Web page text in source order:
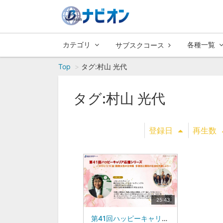
カテゴリ サブスクコース 各種一覧
Top タグ:村山 光代
タグ:村山 光代
登録日 再生数
25:43
第41回ハッピーキャリア応援シリーズ|フルックスグループ 株式会社フルックスホールディングス ～惣菜のわかる八百屋～ 経営企画部 地域連携担当村山 光代氏